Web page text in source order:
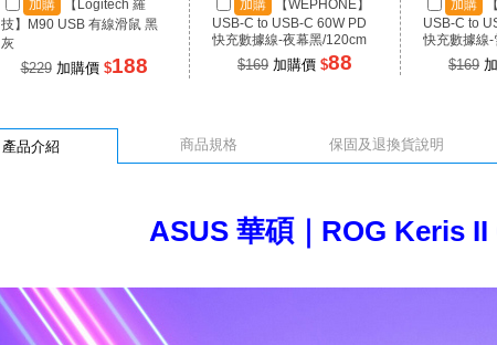
加購
【Logitech 羅
技】M90 USB 有線滑鼠 黑
灰
$229加購價 $188
加購
【WEPHONE】
USB-C to USB-C 60W PD
快充數據線-夜幕黑/120cm
$169 加購價 $88
加購
USB-C to
快充數據線
$169
產品介紹 商品規格 保固及退換貨說明
ASUS 華碩｜ROG Keris